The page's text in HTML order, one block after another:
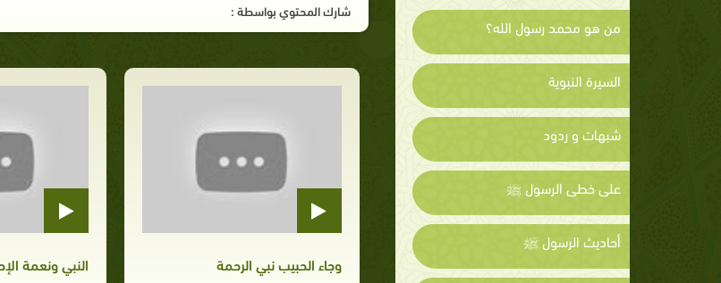
من هو محمد رسول الله؟
السيرة النبوية
شبهات و ردود
على خطى الرسول ﷺ
أحاديث الرسول ﷺ
شارك المحتوي بواسطة :
وجاء الحبيب نبي الرحمة النبي ونعمة